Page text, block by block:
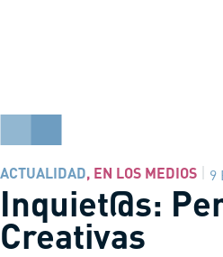
ACTUALIDAD, EN LOS MEDIOS 9
Inquiet@s:
Creativas